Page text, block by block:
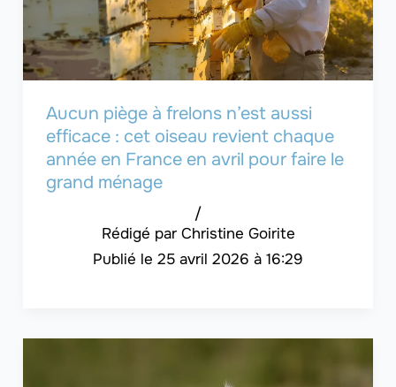
Aucun piège à frelons n’est aussi
efficace : cet oiseau revient chaque
année en France en avril pour faire le
grand ménage
Christine Goirite
/
25 avril 2026 à 16:29